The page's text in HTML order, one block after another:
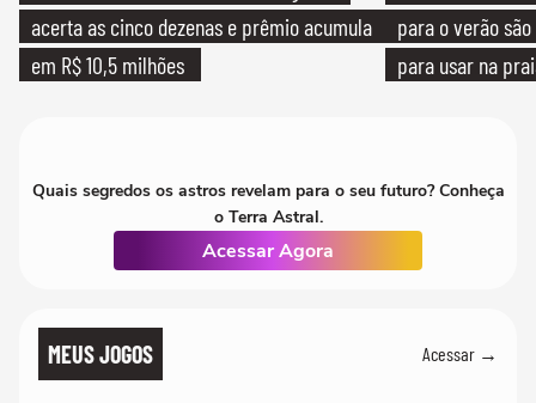
acerta as cinco dezenas e prêmio acumula
em R$ 10,5 milhões
para o verão
para usar na
Quais segredos os astros revelam para o seu futuro? Conheça
o Terra Astral.
Acessar Agora
MEUS JOGOS Acessar →